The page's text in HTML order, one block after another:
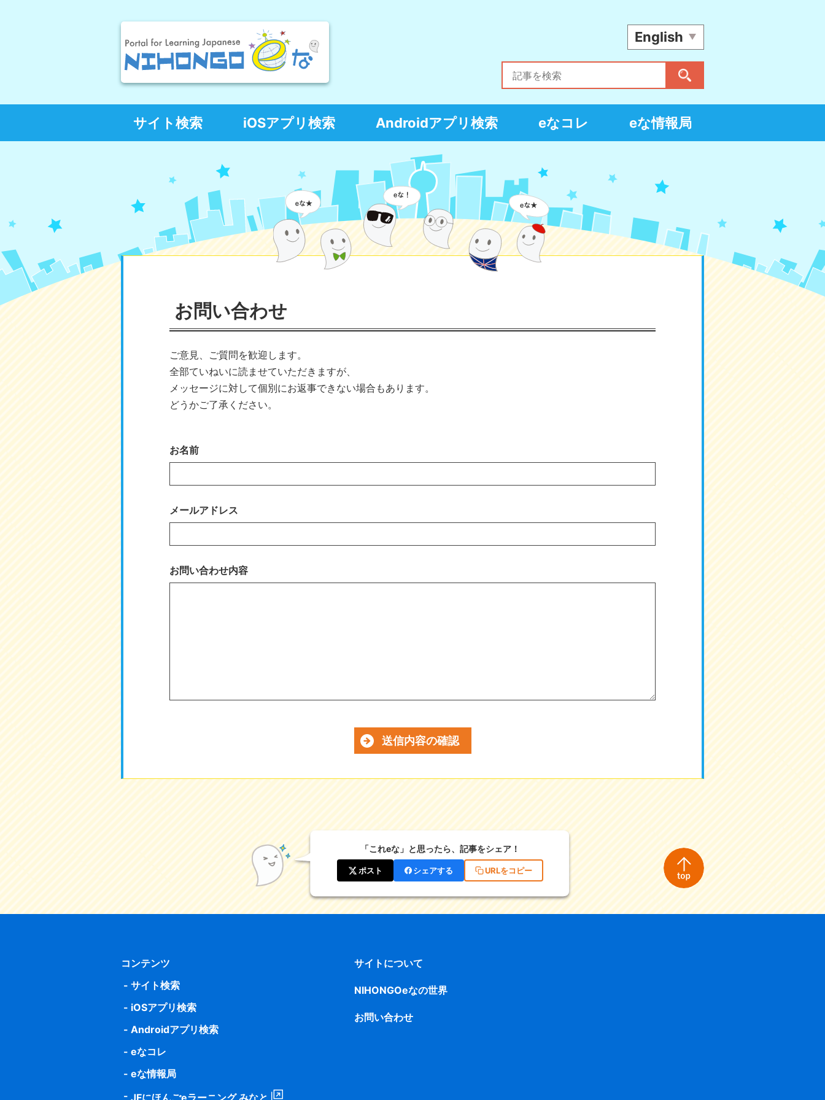
English
サイト検索 iOSアプリ検索 Androidアプリ検索 eなコレ eな情報局
お問い合わせ
ご意見、ご質問を歓迎します。
全部ていねいに読ませていただきますが、
メッセージに対して個別にお返事できない場合もあります。
どうかご了承ください。
お名前
メールアドレス
お問い合わせ内容
送信内容の確認
「これeな」と思ったら、記事をシェア！
ポスト シェアする URLをコピー
コンテンツ
サイト検索
iOSアプリ検索
Androidアプリ検索
eなコレ
eな情報局
JFにほんごeラーニング みなと
サイトについて
NIHONGOeなの世界
お問い合わせ